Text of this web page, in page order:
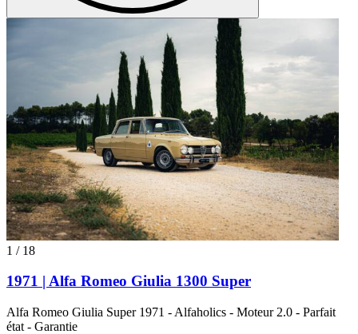
1 / 18
1971 | Alfa Romeo Giulia 1300 Super
Alfa Romeo Giulia Super 1971 - Alfaholics - Moteur 2.0 - Parfait
état - Garantie